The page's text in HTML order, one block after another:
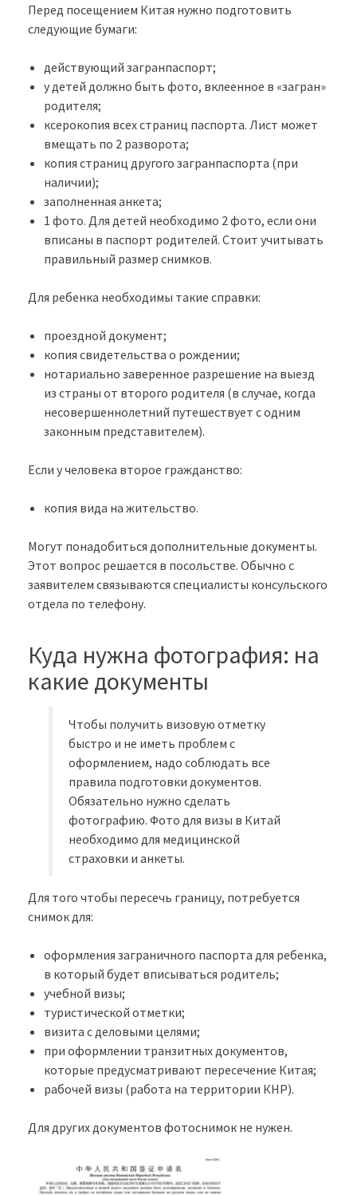
Перед посещением Китая нужно подготовить
следующие бумаги:
действующий загранпаспорт;
у детей должно быть фото, вклеенное в «загран»
родителя;
ксерокопия всех страниц паспорта. Лист может
вмещать по 2 разворота;
копия страниц другого загранпаспорта (при
наличии);
заполненная анкета;
1 фото. Для детей необходимо 2 фото, если они
вписаны в паспорт родителей. Стоит учитывать
правильный размер снимков.
Для ребенка необходимы такие справки:
проездной документ;
копия свидетельства о рождении;
нотариально заверенное разрешение на выезд
из страны от второго родителя (в случае, когда
несовершеннолетний путешествует с одним
законным представителем).
Если у человека второе гражданство:
копия вида на жительство.
Могут понадобиться дополнительные документы.
Этот вопрос решается в посольстве. Обычно с
заявителем связываются специалисты консульского
отдела по телефону.
Куда нужна фотография: на
какие документы
Чтобы получить визовую отметку
быстро и не иметь проблем с
оформлением, надо соблюдать все
правила подготовки документов.
Обязательно нужно сделать
фотографию. Фото для визы в Китай
необходимо для медицинской
страховки и анкеты.
Для того чтобы пересечь границу, потребуется
снимок для:
оформления заграничного паспорта для ребенка,
в который будет вписываться родитель;
учебной визы;
туристической отметки;
визита с деловыми целями;
при оформлении транзитных документов,
которые предусматривают пересечение Китая;
рабочей визы (работа на территории КНР).
Для других документов фотоснимок не нужен.